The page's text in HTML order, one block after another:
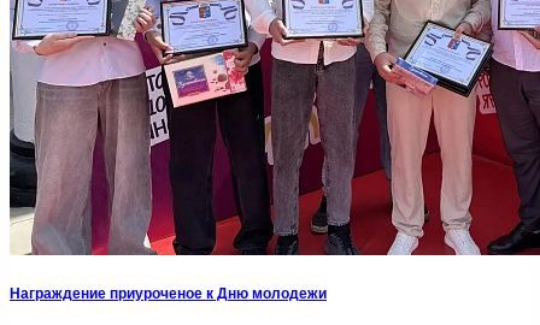
Награждение приуроченое к Дню молодежи